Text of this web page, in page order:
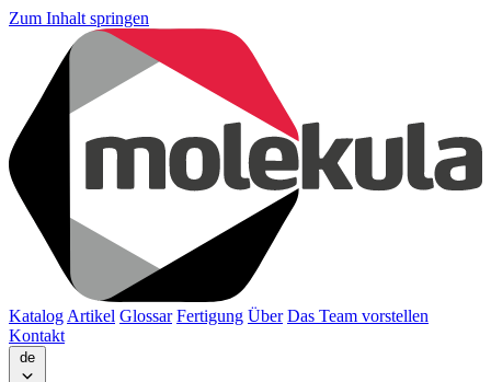
Zum Inhalt springen
Katalog Artikel Glossar Fertigung Über Das Team vorstellen
Kontakt
de